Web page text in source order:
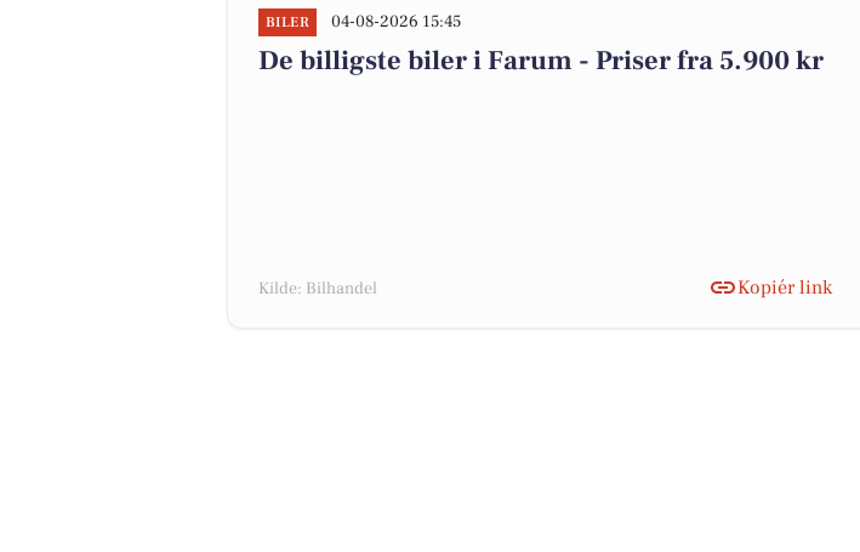
BILER 04-08-2026 15:45
De billigste biler i Farum - Priser fra 5.900 kr
Kilde: Bilhandel Kopiér link